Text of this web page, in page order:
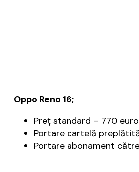
Oppo Reno 16;
Preţ standard – 770
Portare cartelă
Portare abonament